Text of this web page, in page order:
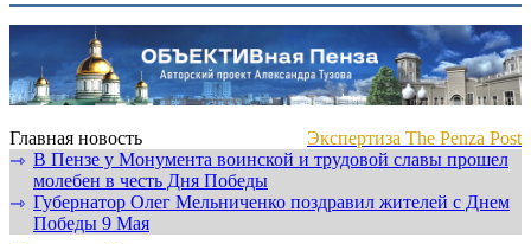
Главная новость
Экспертиза The Penza Post
⇾ В Пензе у Монумента воинской и трудовой славы прошел
молебен в честь Дня Победы
⇾ Губернатор Олег Мельниченко поздравил жителей с Днем
Победы 9 Мая